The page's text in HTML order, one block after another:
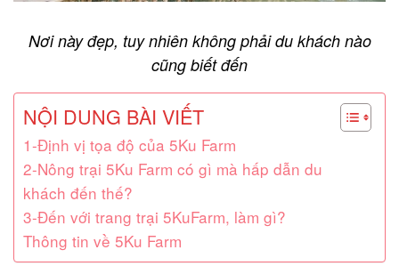
Nơi này đẹp, tuy nhiên không phải du khách nào
cũng biết đến
NỘI DUNG BÀI VIẾT
1-Định vị tọa độ của 5Ku Farm
2-Nông trại 5Ku Farm có gì mà hấp dẫn du
khách đến thế?
3-Đến với trang trại 5KuFarm, làm gì?
Thông tin về 5Ku Farm